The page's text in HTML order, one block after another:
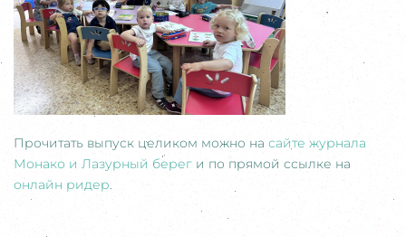
Прочитать выпуск целиком можно на сайте журнала
Монако и Лазурный берег и по прямой ссылке на
онлайн ридер.